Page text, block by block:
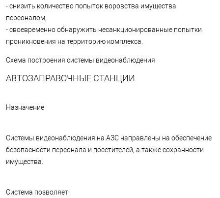
- снизить количество попыток воровства имущества
персоналом;
- своевременно обнаружить несанкционированные попытки
проникновения на территорию комплекса.
Схема построения системы видеонаблюдения
АВТОЗАПРАВОЧНЫЕ СТАНЦИИ
Назначение
Системы видеонаблюдения на АЗС направлены на обеспечение
безопасности персонала и посетителей, а также сохранности
имущества.
Система позволяет: